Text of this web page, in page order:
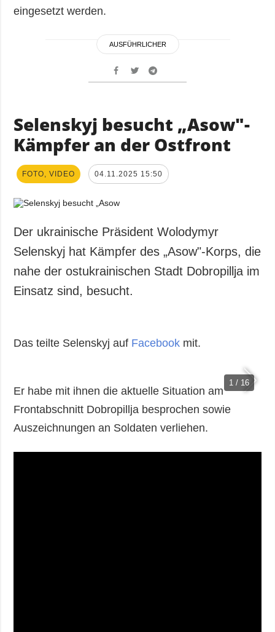
eingesetzt werden.
AUSFÜHRLICHER
Selenskyj besucht „Asow"-
Kämpfer an der Ostfront
FOTO, VIDEO 04.11.2025 15:50
Der ukrainische Präsident Wolodymyr
Selenskyj hat Kämpfer des „Asow"-Korps, die
nahe der ostukrainischen Stadt Dobropillja im
Einsatz sind, besucht.
Das teilte Selenskyj auf Facebook mit.
1 / 16
Er habe mit ihnen die aktuelle Situation am
Frontabschnitt Dobropillja besprochen sowie
Auszeichnungen an Soldaten verliehen.